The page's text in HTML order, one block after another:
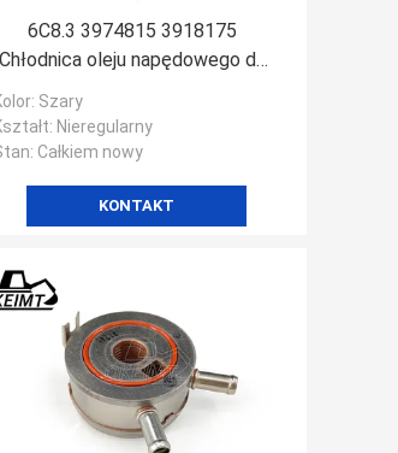
6C8.3 3974815 3918175
Chłodnica oleju napędowego do
S6D114E Cummins 6CT
6BT
: Szary
: Nieregularny
: Całkiem nowy
KONTAKT